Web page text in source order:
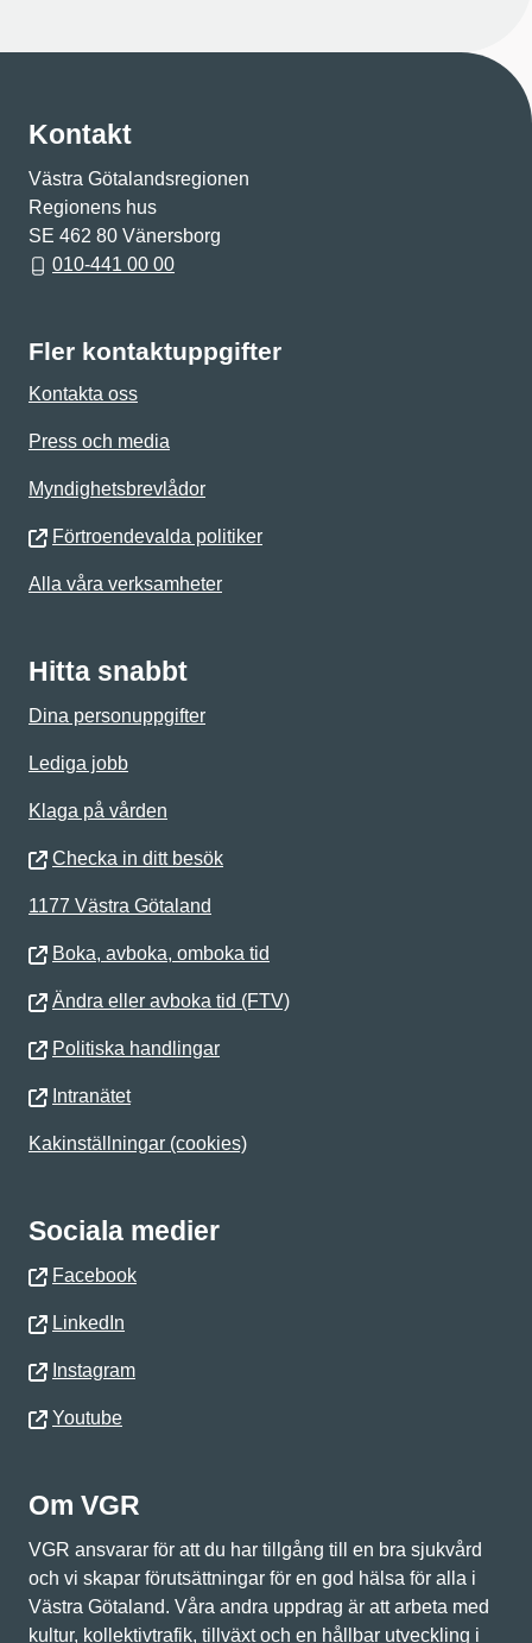
Kontakt
Västra Götalandsregionen
Regionens hus
SE 462 80 Vänersborg
010-441 00 00
Fler kontaktuppgifter
Kontakta oss
Press och media
Myndighetsbrevlådor
Förtroendevalda politiker
Alla våra verksamheter
Hitta snabbt
Dina personuppgifter
Lediga jobb
Klaga på vården
Checka in ditt besök
1177 Västra Götaland
Boka, avboka, omboka tid
Ändra eller avboka tid (FTV)
Politiska handlingar
Intranätet
Kakinställningar (cookies)
Sociala medier
Facebook
LinkedIn
Instagram
Youtube
Om VGR
VGR ansvarar för att du har tillgång till en bra sjukvård
och vi skapar förutsättningar för en god hälsa för alla i
Västra Götaland. Våra andra uppdrag är att arbeta med
kultur, kollektivtrafik, tillväxt och en hållbar utveckling i